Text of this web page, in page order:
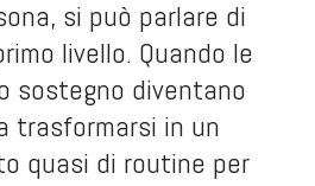
si può parlare di
livello. Quando le
sostegno diventano
trasformarsi in un
quasi di routine per